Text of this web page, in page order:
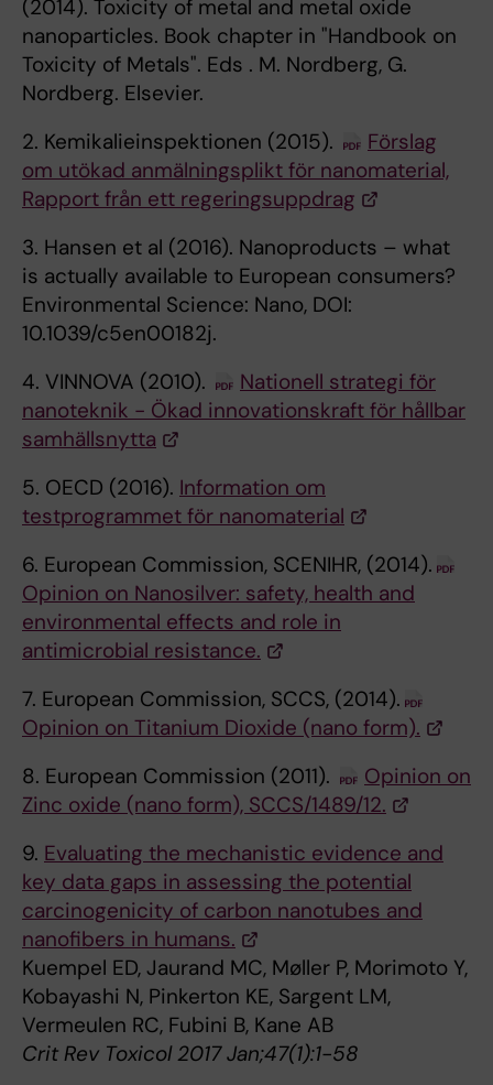
(2014). Toxicity of metal and metal oxide
nanoparticles. Book chapter in "Handbook on
Toxicity of Metals". Eds . M. Nordberg, G.
Nordberg. Elsevier.
2. Kemikalieinspektionen (2015).
Förslag
om utökad anmälningsplikt för nanomaterial,
Rapport från ett regeringsuppdrag
3. Hansen et al (2016). Nanoproducts – what
is actually available to European consumers?
Environmental Science: Nano, DOI:
10.1039/c5en00182j.
4. VINNOVA (2010).
Nationell strategi för
nanoteknik - Ökad innovationskraft för hållbar
samhällsnytta
5. OECD (2016). Information om
testprogrammet för nanomaterial
6. European Commission, SCENIHR, (2014).
Opinion on Nanosilver: safety, health and
environmental effects and role in
antimicrobial resistance.
7. European Commission, SCCS, (2014).
Opinion on Titanium Dioxide (nano form).
8. European Commission (2011).
Opinion on
Zinc oxide (nano form), SCCS/1489/12.
9. Evaluating the mechanistic evidence and
key data gaps in assessing the potential
carcinogenicity of carbon nanotubes and
nanofibers in humans.
Kuempel ED, Jaurand MC, Møller P, Morimoto Y,
Kobayashi N, Pinkerton KE, Sargent LM,
Vermeulen RC, Fubini B, Kane AB
Crit Rev Toxicol 2017 Jan;47(1):1-58